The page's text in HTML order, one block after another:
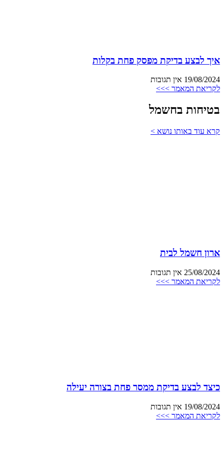
איך לבצע בדיקת מפסק פחת בקלות
19/08/2024 אין תגובות
לקריאת המאמר >>>
בטיחות בחשמל
קרא עוד באותו נושא >
ארון חשמל לבית
25/08/2024 אין תגובות
לקריאת המאמר >>>
כיצד לבצע בדיקת ממסר פחת בצורה יעילה
19/08/2024 אין תגובות
לקריאת המאמר >>>